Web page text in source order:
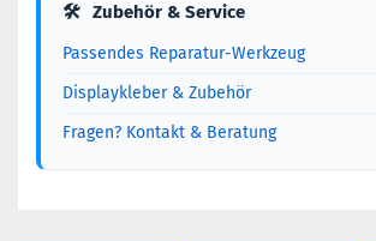
🛠 Zubehör & Service
Passendes Reparatur-Werkzeug
Displaykleber & Zubehör
Fragen? Kontakt & Beratung